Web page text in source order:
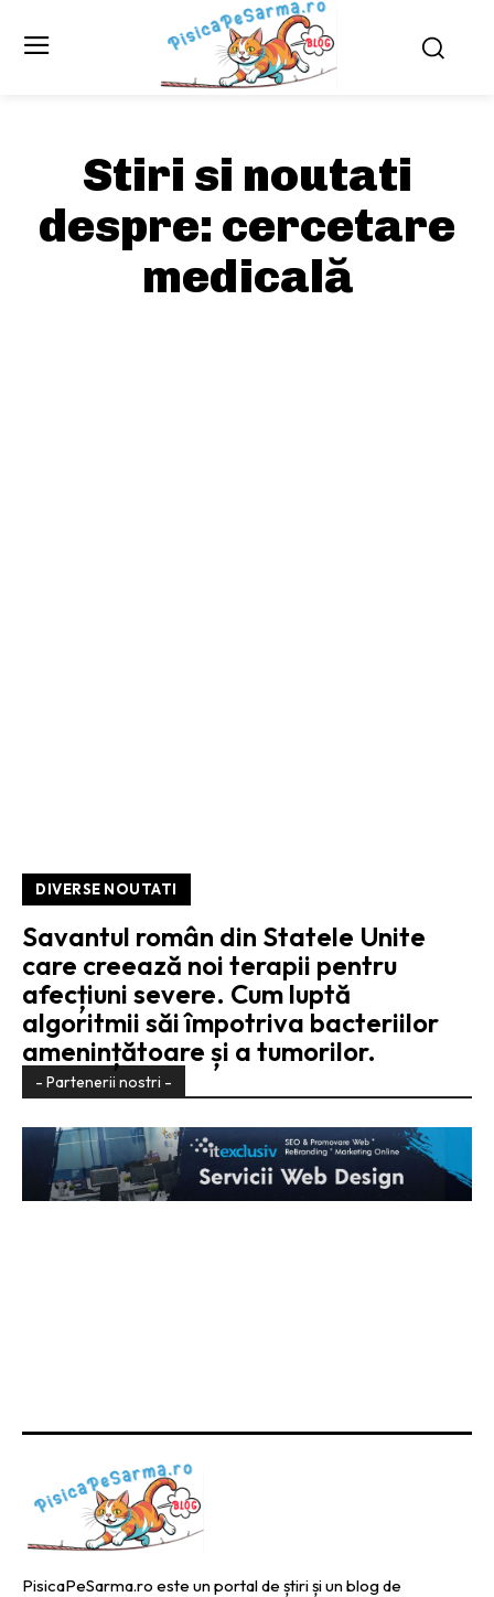
Stiri si noutati
despre: cercetare
medicală
DIVERSE NOUTATI
Savantul român din Statele Unite
care creează noi terapii pentru
afecțiuni severe. Cum luptă
algoritmii săi împotriva bacteriilor
amenințătoare și a tumorilor.
- Partenerii nostri -
PisicaPeSarma.ro este un portal de știri și un blog de